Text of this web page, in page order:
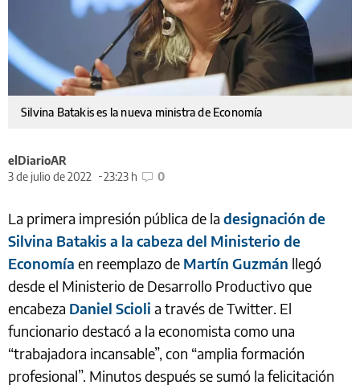
Silvina Batakis es la nueva ministra de Economía
elDiarioAR
3 de julio de 2022
23:23 h 0
La primera impresión pública de la designación de
Silvina Batakis a la cabeza del Ministerio de
Economía en reemplazo de Martín Guzmán llegó
desde el Ministerio de Desarrollo Productivo que
encabeza Daniel Scioli a través de Twitter. El
funcionario destacó a la economista como una
“trabajadora incansable”, con “amplia formación
profesional”. Minutos después se sumó la felicitación